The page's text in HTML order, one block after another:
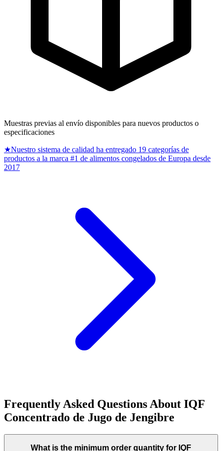
Muestras previas al envío disponibles para nuevos productos o
especificaciones
★Nuestro sistema de calidad ha entregado 19 categorías de
productos a la marca #1 de alimentos congelados de Europa desde
2017
Frequently Asked Questions About IQF
Concentrado de Jugo de Jengibre
What is the minimum order quantity for IQF